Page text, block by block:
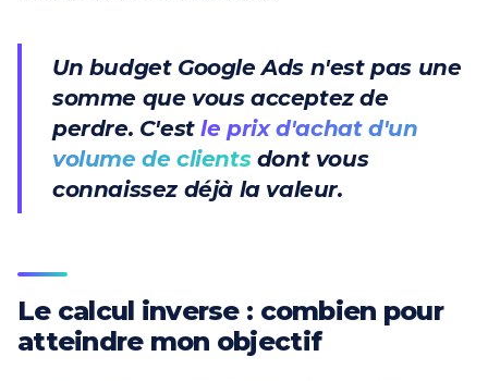
Un budget Google Ads n'est pas une
somme que vous acceptez de
perdre. C'estle prix d'achat d'un
volume de clients dont vous
connaissez déjà la valeur.
Le calcul inverse : combien pour
atteindre mon objectif